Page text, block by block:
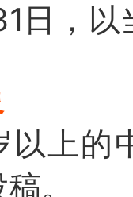
日，以
以上的
。